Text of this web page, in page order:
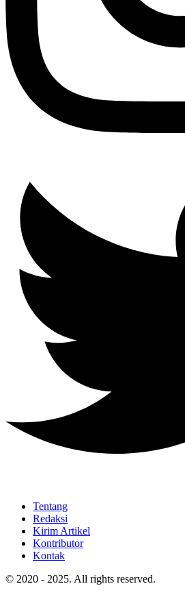
Tentang
Redaksi
Kirim Artikel
Kontributor
Kontak
© 2020 - 2025. All rights reserved.